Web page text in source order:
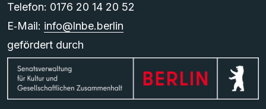
Telefon: 0176 20 14 20 52
E‑Mail: info@lnbe.berlin
gefördert durch